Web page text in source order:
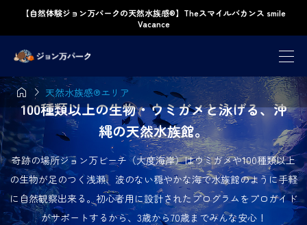
【自然体験ジョン万パークの天然水族感®】Theスマイルバカンス smile
Vacance
  天然水族感®エリア
100種類以上の生物・ウミガメと泳げる、沖
縄の天然水族館。
奇跡の場所ジョン万ビーチ（大度海岸）はウミガメや100種類以上
の生物が足のつく浅瀬、波のない穏やかな海で水族館のように手軽
に自然観察出来る。初心者用に設計されたプログラムをプロガイド
がサポートするから、3歳から70歳までみんな安心！